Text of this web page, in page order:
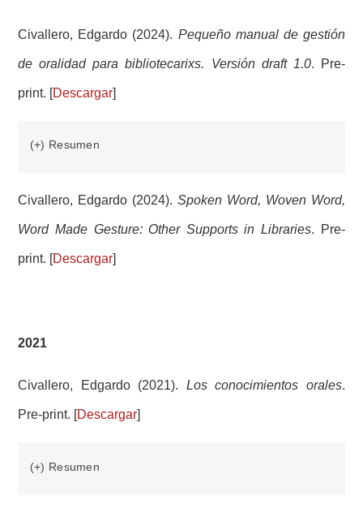
Civallero, Edgardo (2024). Pequeño manual de gestión
de oralidad para bibliotecarixs. Versión draft 1.0. Pre-
print. [Descargar]
(+) Resumen
Civallero, Edgardo (2024). Spoken Word, Woven Word,
Word Made Gesture: Other Supports in Libraries. Pre-
print. [Descargar]
2021
Civallero, Edgardo (2021). Los conocimientos orales.
Pre-print. [Descargar]
(+) Resumen